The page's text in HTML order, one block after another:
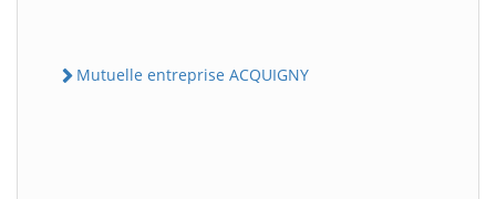
Mutuelle entreprise ACQUIGNY